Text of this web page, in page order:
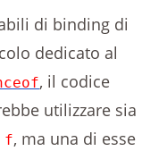
di binding di
dedicato al
, il codice
utilizzare sia
f, ma una di esse